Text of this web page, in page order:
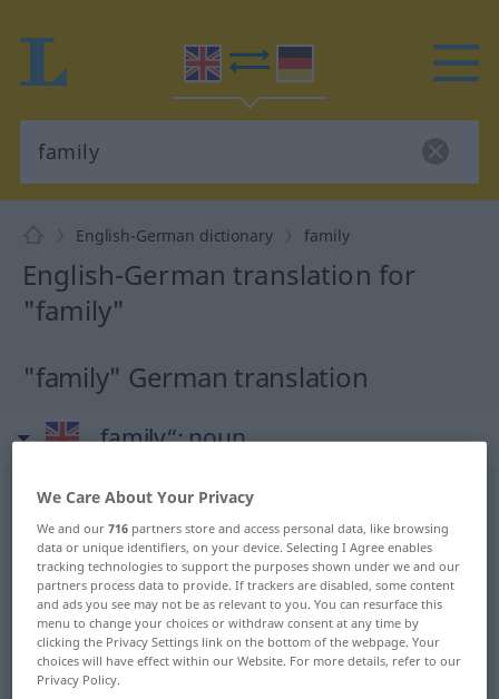
English-German dictionary family
English-German translation for
"family"
"family" German translation
„family“: noun
family [ˈfæmili; -məli]s
Overview of all translations
(For more details, click/tap on the translation)
Familie, Sippe
Stamm, Geschlecht, Vorfahren
We Care About Your Privacy
We and our716 partners store and access personal data, like browsing
data or unique identifiers, on your device. Selecting I Agree enables
tracking technologies to support the purposes shown under we and our
partners process data to provide. If trackers are disabled, some content
and ads you see may not be as relevant to you. You can resurface this
menu to change your choices or withdraw consent at any time by
clicking the Privacy Settings link on the bottom of the webpage. Your
choices will have effect within our Website. For more details, refer to our
Privacy Policy.